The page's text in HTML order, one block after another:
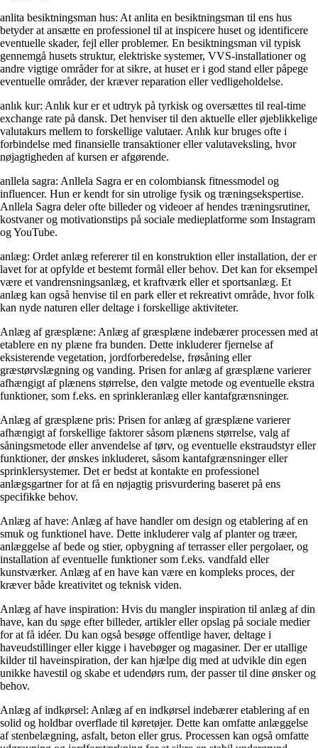
anlita besiktningsman hus: At anlita en besiktningsman til ens hus
betyder at ansætte en professionel til at inspicere huset og identificere
eventuelle skader, fejl eller problemer. En besiktningsman vil typisk
gennemgå husets struktur, elektriske systemer, VVS-installationer og
andre vigtige områder for at sikre, at huset er i god stand eller påpege
eventuelle områder, der kræver reparation eller vedligeholdelse.
anlık kur: Anlık kur er et udtryk på tyrkisk og oversættes til real-time
exchange rate på dansk. Det henviser til den aktuelle eller øjeblikkelige
valutakurs mellem to forskellige valutaer. Anlık kur bruges ofte i
forbindelse med finansielle transaktioner eller valutaveksling, hvor
nøjagtigheden af kursen er afgørende.
anllela sagra: Anllela Sagra er en colombiansk fitnessmodel og
influencer. Hun er kendt for sin utrolige fysik og træningsekspertise.
Anllela Sagra deler ofte billeder og videoer af hendes træningsrutiner,
kostvaner og motivationstips på sociale medieplatforme som Instagram
og YouTube.
anlæg: Ordet anlæg refererer til en konstruktion eller installation, der er
lavet for at opfylde et bestemt formål eller behov. Det kan for eksempel
være et vandrensningsanlæg, et kraftværk eller et sportsanlæg. Et
anlæg kan også henvise til en park eller et rekreativt område, hvor folk
kan nyde naturen eller deltage i forskellige aktiviteter.
Anlæg af græsplæne: Anlæg af græsplæne indebærer processen med at
etablere en ny plæne fra bunden. Dette inkluderer fjernelse af
eksisterende vegetation, jordforberedelse, frøsåning eller
græstørvslægning og vanding. Prisen for anlæg af græsplæne varierer
afhængigt af plænens størrelse, den valgte metode og eventuelle ekstra
funktioner, som f.eks. en sprinkleranlæg eller kantafgrænsninger.
Anlæg af græsplæne pris: Prisen for anlæg af græsplæne varierer
afhængigt af forskellige faktorer såsom plænens størrelse, valg af
såningsmetode eller anvendelse af tørv, og eventuelle ekstraudstyr eller
funktioner, der ønskes inkluderet, såsom kantafgrænsninger eller
sprinklersystemer. Det er bedst at kontakte en professionel
anlægsgartner for at få en nøjagtig prisvurdering baseret på ens
specifikke behov.
Anlæg af have: Anlæg af have handler om design og etablering af en
smuk og funktionel have. Dette inkluderer valg af planter og træer,
anlæggelse af bede og stier, opbygning af terrasser eller pergolaer, og
installation af eventuelle funktioner som f.eks. vandfald eller
kunstværker. Anlæg af en have kan være en kompleks proces, der
kræver både kreativitet og teknisk viden.
Anlæg af have inspiration: Hvis du mangler inspiration til anlæg af din
have, kan du søge efter billeder, artikler eller opslag på sociale medier
for at få idéer. Du kan også besøge offentlige haver, deltage i
haveudstillinger eller kigge i havebøger og magasiner. Der er utallige
kilder til haveinspiration, der kan hjælpe dig med at udvikle din egen
unikke havestil og skabe et udendørs rum, der passer til dine ønsker og
behov.
Anlæg af indkørsel: Anlæg af en indkørsel indebærer etablering af en
solid og holdbar overflade til køretøjer. Dette kan omfatte anlæggelse
af stenbelægning, asfalt, beton eller grus. Processen kan også omfatte